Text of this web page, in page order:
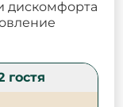
дискомфорта
гостя